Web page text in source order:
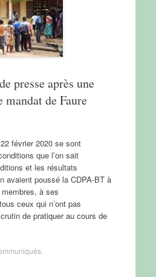
presse après une
mandat de Faure
février 2020 se sont
que l’on sait
et les résultats
avaient poussé la CDPA-BT à
à ses
ceux qui n’ont pas
de pratiquer au cours de
.